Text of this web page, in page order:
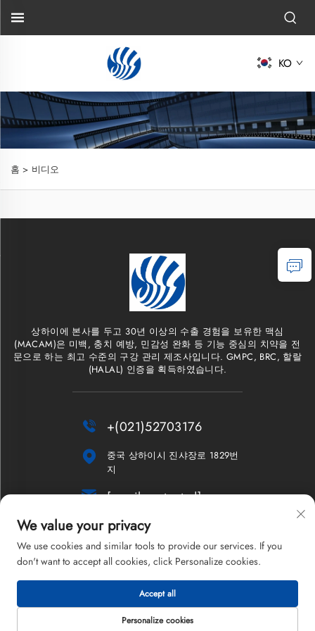
KO
홈 > 비디오
상하이에 본사를 두고 30년 이상의 수출 경험을 보유한 맥심
(MACAM)은 미백, 충치 예방, 민감성 완화 등 기능 중심의 치약을 전
문으로 하는 최고 수준의 구강 관리 제조사입니다. GMPC, BRC, 할랄
(HALAL) 인증을 획득하였습니다.
 +(021)52703176

중국 상하이시 진샤장로 1829번
지
 [email protected]
뉴스레터
저작권 © 2026 상하이 맥심 컴퍼니 리미티드. 모든 권리 보유.
개인정보 처리방침
We value your privacy
We use cookies and similar tools to provide our services. If you
don't want to accept all cookies, click Personalize cookies.
Personalize cookies
Accept all